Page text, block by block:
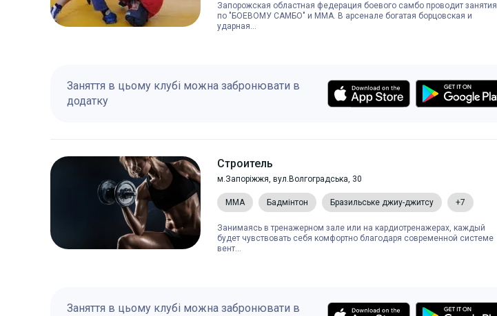
Запорожская областная федерация боевого самбо проводит занятия
по "БОЕВОМУ САМБО" и ММА. В арсенале богатая борцовская и
ударная...
Заняття в цьому клубі можна забронювати в
додатку
Строитель
м.Запоріжжя, вул.Волгоградська, 30
MMA Бадмінтон Бразильське джиу-джитсу +7
Занимаясь в тренажерном зале или на кардиотренажерах, каждый
будет чувствовать себя комфортно благодаря современной системе
вент...
Заняття в цьому клубі можна забронювати в